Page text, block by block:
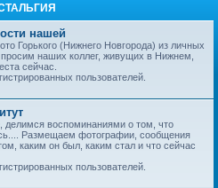
нашей
Горького (Нижнего Новгорода) из личных
просим наших коллег, живущих в Нижнем,
сейчас.
пользователей.
воспоминаниями о том, что
Размещаем фотографии, сообщения
каким он был, каким стал и что сейчас
пользователей.